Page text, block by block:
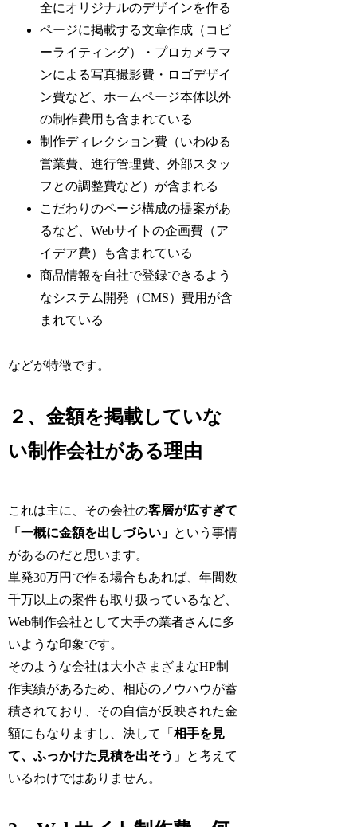
全にオリジナルのデザインを作る
ページに掲載する文章作成（コピ
ーライティング）・プロカメラマ
ンによる写真撮影費・ロゴデザイ
ン費など、ホームページ本体以外
の制作費用も含まれている
制作ディレクション費（いわゆる
営業費、進行管理費、外部スタッ
フとの調整費など）が含まれる
こだわりのページ構成の提案があ
るなど、Webサイトの企画費（ア
イデア費）も含まれている
商品情報を自社で登録できるよう
なシステム開発（CMS）費用が含
まれている
などが特徴です。
２、金額を掲載していな
い制作会社がある理由
これは主に、その会社の客層が広すぎて
「一概に金額を出しづらい」 という事情
があるのだと思います。
単発30万円で作る場合もあれば、年間数
千万以上の案件も取り扱っているなど、
Web制作会社として大手の業者さんに多
いような印象です。
そのような会社は大小さまざまなHP制
作実績があるため、相応のノウハウが蓄
積されており、その自信が反映された金
額にもなりますし、決して「相手を見
て、ふっかけた見積を出そう 」と考えて
いるわけではありません。